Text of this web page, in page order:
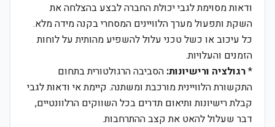
ודאות מסוימת לגבי יכולת החברה לבצע בהצלחה את
השקת ותפעול מערך הלוויינים המסחרי בקנה מידה מלא.
כל עיכוב או כשל טכני עלול להשפיע מהותית על לוחות
הזמנים והעלויות.
*רגולציה ורישיונות: הסביבה הרגולטורית בתחום
התקשורת הלוויינית מורכבת ומשתנה. קיימת אי ודאות לגבי
קבלת רישיונות ותיאום תדרים בכל השווקים הרלוונטיים,
דבר שעלול להאט את קצב ההתרחבות.